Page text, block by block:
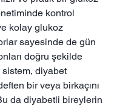
kontrol
kolay glukoz
sayesinde de gün
doğru şekilde
diyabet
bir veya birkaçını
da diyabetli bireylerin